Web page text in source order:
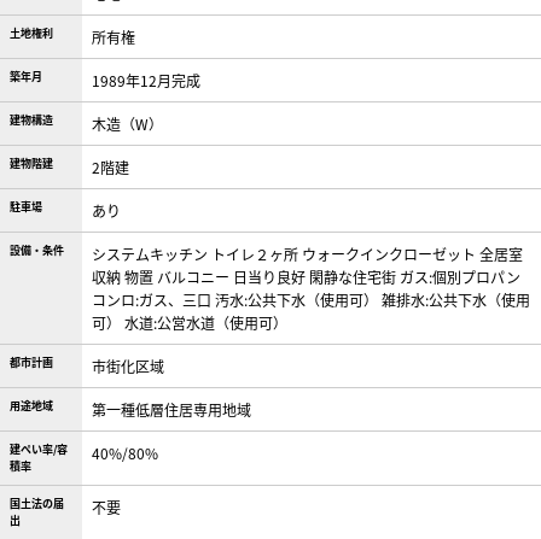
土地権利 所有権
築年月 1989年12月完成
建物構造 木造（W）
建物階建 2階建
駐車場 あり
設備・条件 システムキッチン トイレ２ヶ所 ウォークインクローゼット 全居室
収納物置 バルコニー 日当り良好 閑静な住宅街 ガス:個別プロパン
コンロ:ガス、三口 汚水:公共下水（使用可）
雑排水:公共下水（使用
可）
水道:公営水道（使用可）
都市計画 市街化区域
用途地域 第一種低層住居専用地域
建ぺい率/容
積率
40%/80%
国土法の届
出
不要